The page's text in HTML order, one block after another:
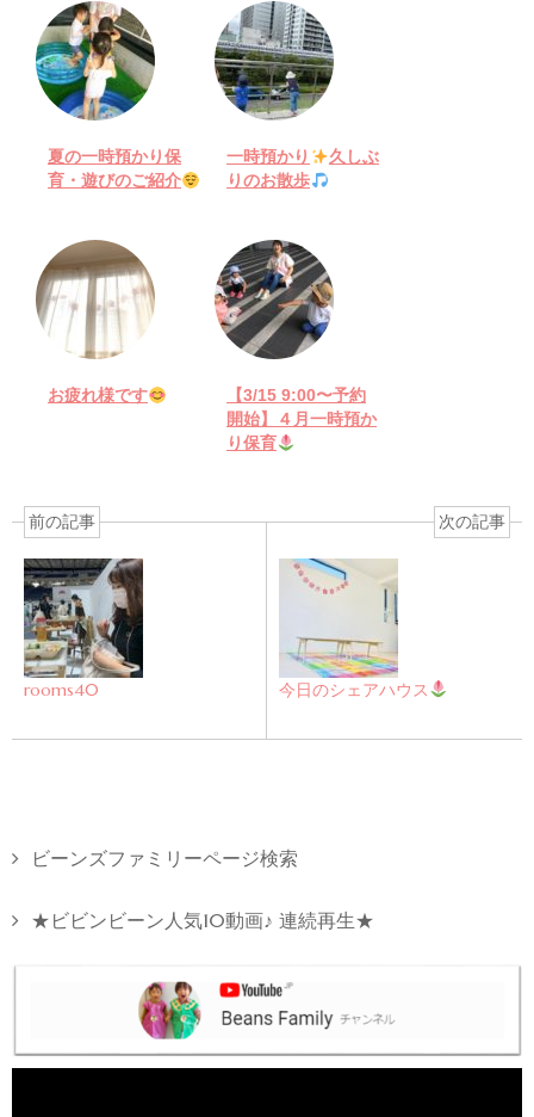
夏の一時預かり保
育・遊びのご紹介
一時預かり
久しぶ
りのお散歩
お疲れ様です
【3/15 9:00〜予約
開始】４月一時預か
り保育
前の記事
rooms40
次の記事
今日のシェアハウス
ビーンズファミリーページ検索
★ビビンビーン人気10動画♪ 連続再生★